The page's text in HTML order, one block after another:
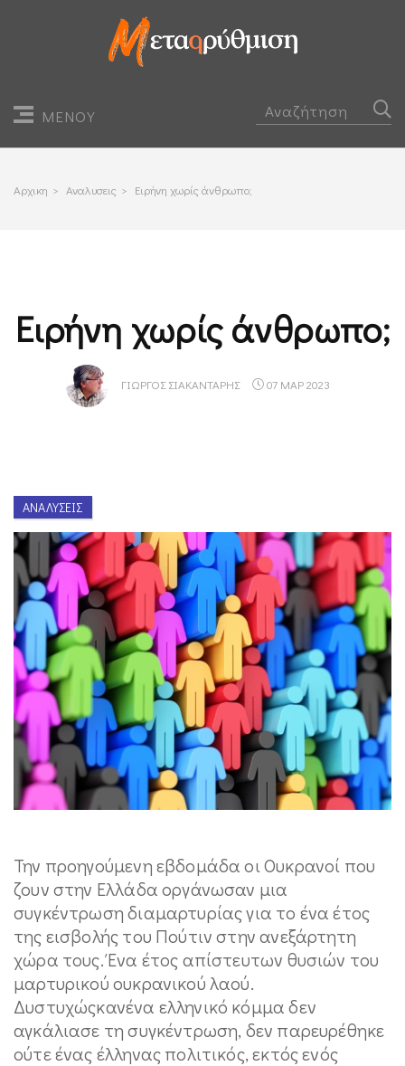
ΜΕΝΟΥ
Αρχικη > Αναλυσεις > Ειρήνη χωρίς άνθρωπο;
Ειρήνη χωρίς άνθρωπο;
ΓΙΏΡΓΟΣ ΣΙΑΚΑΝΤΆΡΗΣ 07 ΜΑΡ 2023
ΑΝΑΛΎΣΕΙΣ
Την προηγούμενη εβδομάδα οι Ουκρανοί που
ζουν στην Ελλάδα οργάνωσαν μια
συγκέντρωση διαμαρτυρίας για το ένα έτος
της εισβολής του Πούτιν στην ανεξάρτητη
χώρα τους. Ένα έτος απίστευτων θυσιών του
μαρτυρικού ουκρανικού λαού.
Δυστυχώςκανένα ελληνικό κόμμα δεν
αγκάλιασε τη συγκέντρωση, δεν παρευρέθηκε
ούτε ένας έλληνας πολιτικός, εκτός ενός